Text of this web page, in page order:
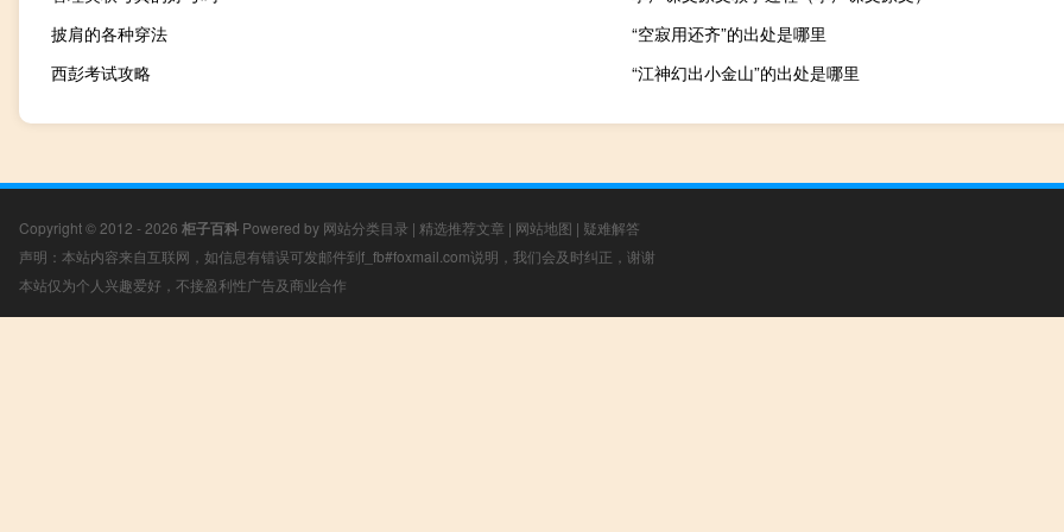
披肩的各种穿法
“空寂用还齐”的出处是哪里
西彭考试攻略
“江神幻出小金山”的出处是哪里
Copyright © 2012 - 2026 柜子百科 Powered by 网站分类目录 | 精选推荐文章 | 网站地图 | 疑难解答
声明：本站内容来自互联网，如信息有错误可发邮件到f_fb#foxmail.com说明，我们会及时纠正，谢谢
本站仅为个人兴趣爱好，不接盈利性广告及商业合作